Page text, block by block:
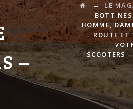
–
→LE
HOMME,
ROUTE ET
SCOOTERS